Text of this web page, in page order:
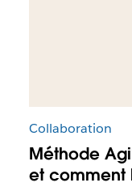
Collaboration
Méthode
et comment